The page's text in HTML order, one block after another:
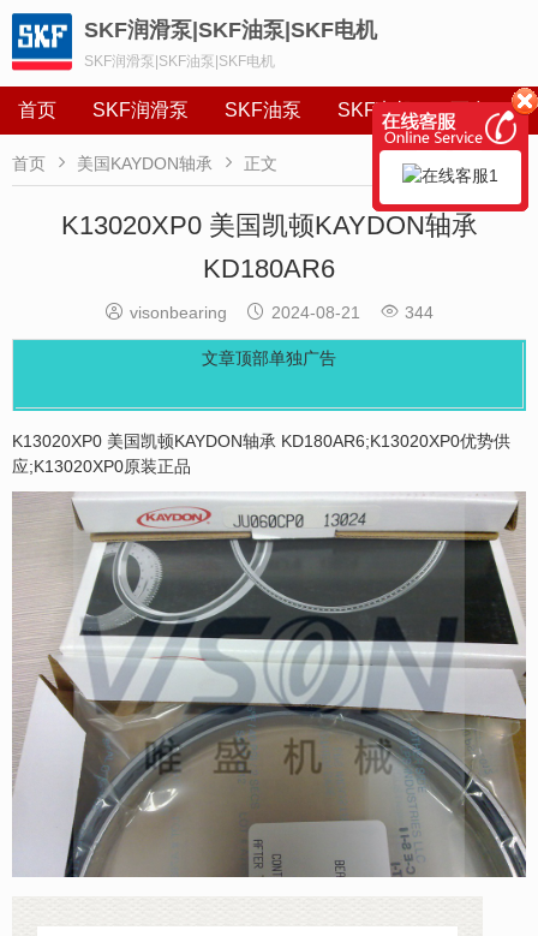
SKF润滑泵|SKF油泵|SKF电机
SKF润滑泵|SKF油泵|SKF电机
首页 SKF润滑泵 SKF油泵 SKF电机 更多
首页  美国KAYDON轴承  正文
K13020XP0 美国凯顿KAYDON轴承
KD180AR6
 visonbearing  2024-08-21  344
文章顶部单独广告
K13020XP0 美国凯顿KAYDON轴承 KD180AR6;K13020XP0优势供
应;K13020XP0原装正品